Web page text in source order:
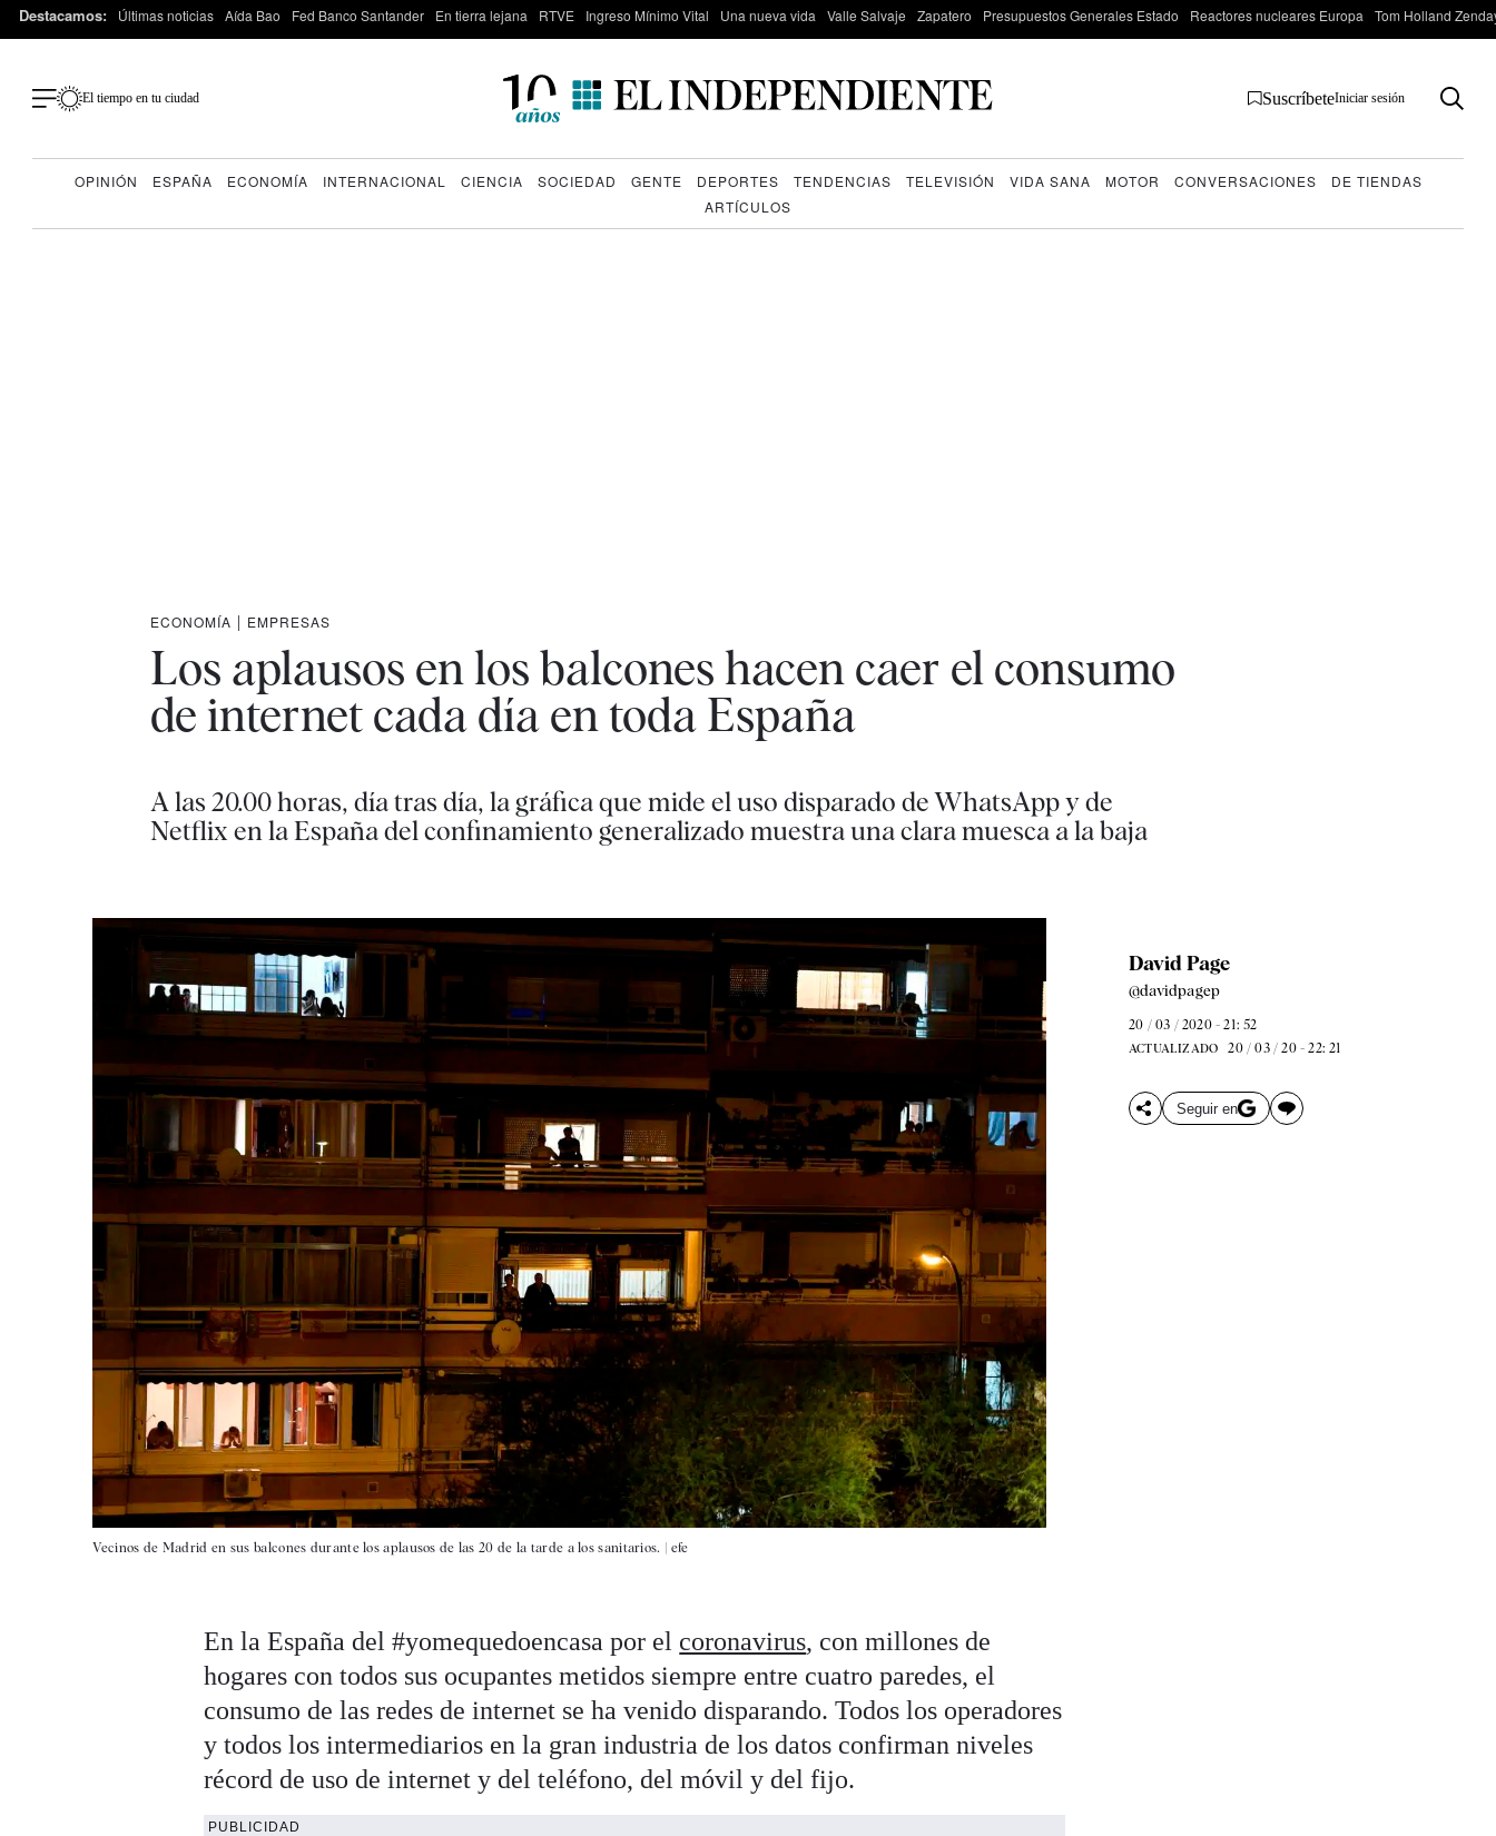
Destacamos: Últimas noticias Aída Bao Fed Banco Santander En tierra lejana RTVE Ingreso Mínimo Vital Una nueva vida Valle Salvaje Zapatero Presupuestos Generales Estado Reactores nucleares Europa Tom Holland
El tiempo en tu ciudad SuscríbeteIniciar sesión
OPINIÓN ESPAÑA ECONOMÍA INTERNACIONAL CIENCIA SOCIEDAD GENTE DEPORTES TENDENCIAS TELEVISIÓN VIDA SANA MOTOR CONVERSACIONES
DE TIENDAS
ARTÍCULOS
ECONOMÍA | EMPRESAS
Los aplausos en los balcones hacen caer el consumo
de internet cada día en toda España
A las 20.00 horas, día tras día, la gráfica que mide el uso disparado de WhatsApp y de
Netflix en la España del confinamiento generalizado muestra una clara muesca a la baja
Vecinos de Madrid en sus balcones durante los aplausos de las 20 de la tarde a los sanitarios. | efe
David Page
@davidpagep
20 / 03 / 2020 - 21: 52
ACTUALIZADO 20 / 03 / 20 - 22: 21
Seguir en
En la España del #yomequedoencasa por el coronavirus, con millones de
hogares con todos sus ocupantes metidos siempre entre cuatro paredes, el
consumo de las redes de internet se ha venido disparando. Todos los operadores
y todos los intermediarios en la gran industria de los datos confirman niveles
récord de uso de internet y del teléfono, del móvil y del fijo.
PUBLICIDAD